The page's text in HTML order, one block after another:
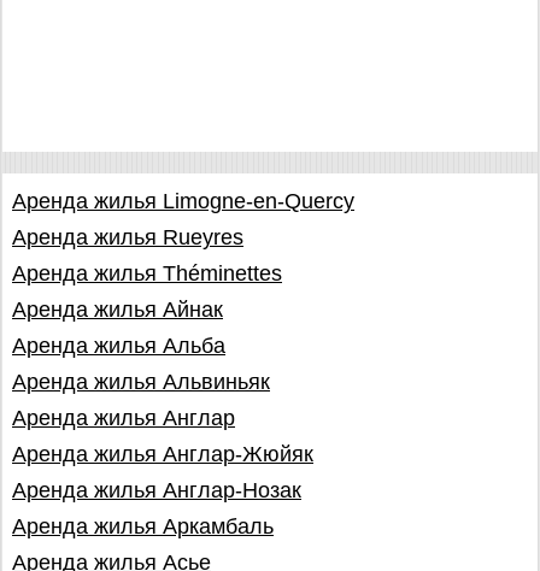
Аренда жилья Limogne-en-Quercy
Аренда жилья Rueyres
Аренда жилья Théminettes
Аренда жилья Айнак
Аренда жилья Альба
Аренда жилья Альвиньяк
Аренда жилья Англар
Аренда жилья Англар-Жюйяк
Аренда жилья Англар-Нозак
Аренда жилья Аркамбаль
Аренда жилья Асье